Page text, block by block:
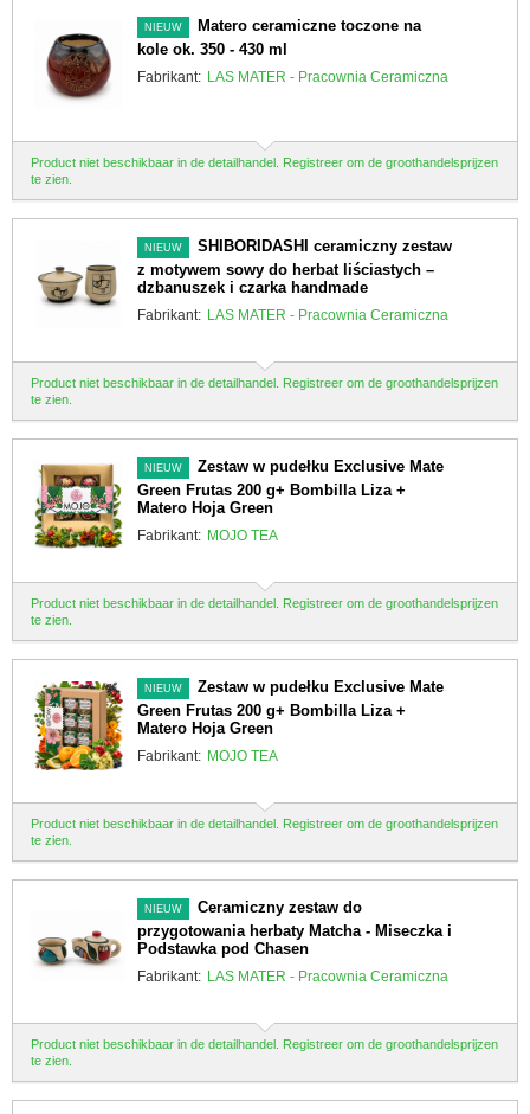
NIEUW
Matero ceramiczne toczone na
kole ok. 350 - 430 ml
Fabrikant: LAS MATER - Pracownia Ceramiczna
Product niet beschikbaar in de detailhandel. Registreer om de groothandelsprijzen
te zien.
NIEUW
SHIBORIDASHI ceramiczny zestaw
z motywem sowy do herbat liściastych –
dzbanuszek i czarka handmade
Fabrikant: LAS MATER - Pracownia Ceramiczna
Product niet beschikbaar in de detailhandel. Registreer om de groothandelsprijzen
te zien.
NIEUW
Zestaw w pudełku Exclusive Mate
Green Frutas 200 g+ Bombilla Liza +
Matero Hoja Green
Fabrikant: MOJO TEA
Product niet beschikbaar in de detailhandel. Registreer om de groothandelsprijzen
te zien.
NIEUW
Zestaw w pudełku Exclusive Mate
Green Frutas 200 g+ Bombilla Liza +
Matero Hoja Green
Fabrikant: MOJO TEA
Product niet beschikbaar in de detailhandel. Registreer om de groothandelsprijzen
te zien.
NIEUW
Ceramiczny zestaw do
przygotowania herbaty Matcha - Miseczka i
Podstawka pod Chasen
Fabrikant: LAS MATER - Pracownia Ceramiczna
Product niet beschikbaar in de detailhandel. Registreer om de groothandelsprijzen
te zien.